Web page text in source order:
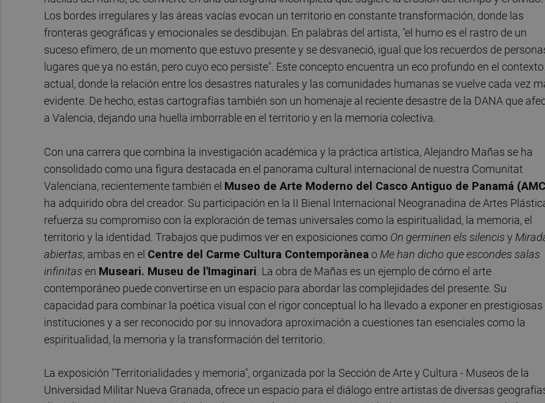
Los bordes irregulares y las áreas vacías evocan un territorio en constante transformación, donde las
fronteras geográficas y emocionales se desdibujan. En palabras del artista, "el humo es el rastro de un
suceso efímero, de un momento que estuvo presente y se desvaneció, igual que los recuerdos de
lugares que ya no están, pero cuyo eco persiste". Este concepto encuentra un eco profundo en el contexto
actual, donde la relación entre los desastres naturales y las comunidades humanas se vuelve cada vez
evidente. De hecho, estas cartografías también son un homenaje al reciente desastre de la DANA que
a Valencia, dejando una huella imborrable en el territorio y en la memoria colectiva.
Con una carrera que combina la investigación académica y la práctica artística, Alejandro Mañas se ha
consolidado como una figura destacada en el panorama cultural internacional de nuestra Comunitat
Valenciana, recientemente también el Museo de Arte Moderno del Casco Antiguo de Panamá
ha adquirido obra del creador. Su participación en la II Bienal Internacional Neogranadina de Artes
refuerza su compromiso con la exploración de temas universales como la espiritualidad, la memoria, el
territorio y la identidad. Trabajos que pudimos ver en exposiciones como On germinen els silencisy
abiertas, ambas en el Centre del Carme Cultura Contemporànea o Me han dicho que escondes salas
infinitas en Museari. Museu de l'Imaginari. La obra de Mañas es un ejemplo de cómo el arte
contemporáneo puede convertirse en un espacio para abordar las complejidades del presente. Su
capacidad para combinar la poética visual con el rigor conceptual lo ha llevado a exponer en prestigiosas
instituciones y a ser reconocido por su innovadora aproximación a cuestiones tan esenciales como la
espiritualidad, la memoria y la transformación del territorio.
La exposición "Territorialidades y memoria", organizada por la Sección de Arte y Cultura - Museos de la
Universidad Militar Nueva Granada, ofrece un espacio para el diálogo entre artistas de diversas